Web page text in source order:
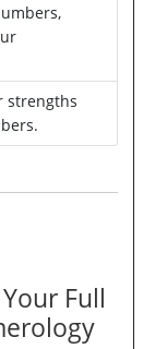
strengths
Full